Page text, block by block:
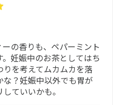
規定によりBIO（オーガニッ
は表示していませんが、「マ
こだわりです。
Cooperative on
学諮問機関。
Medicinal Products)は、欧
Agency)帰属のハーブ医
ブの品質と安全性を監督する
にアレルギーが起こらないわ
場合は、専門の医療機関など
ことをおすすめします。
用をお控えください
原料に対してアレルギー反応
の香りも、ペパーミント
妊娠中のお茶としてはち
りを考えてムカムカを落
？妊娠中以外でも胃が
ていいかも。